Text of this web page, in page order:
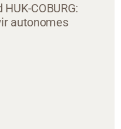
COBURG:
autonomes